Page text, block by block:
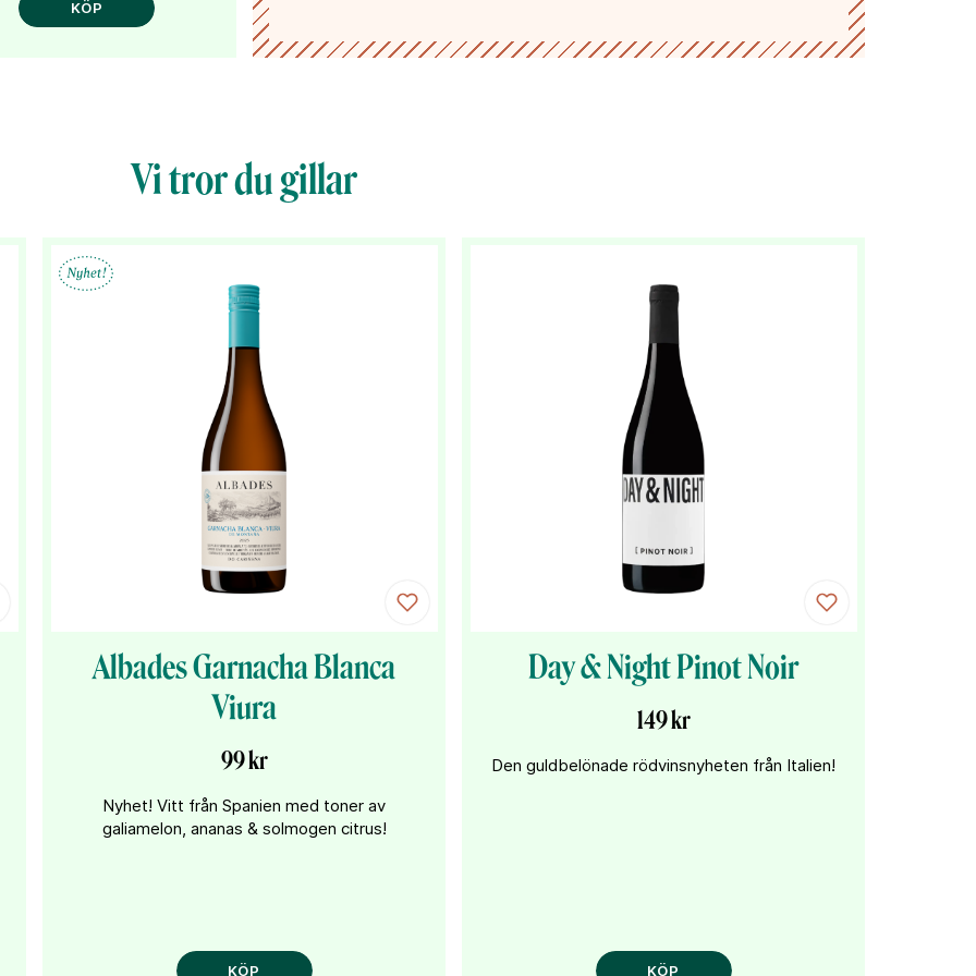
KÖP
Vi tror du gillar
Albades Garnacha Blanca
Viura
99 kr
Nyhet! Vitt från Spanien med toner av
galiamelon, ananas & solmogen citrus!
KÖP
Day & Night Pinot Noir
149 kr
Den guldbelönade rödvinsnyheten från Italien!
KÖP